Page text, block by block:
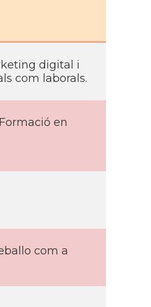
digital i
com laborals.
en
com a